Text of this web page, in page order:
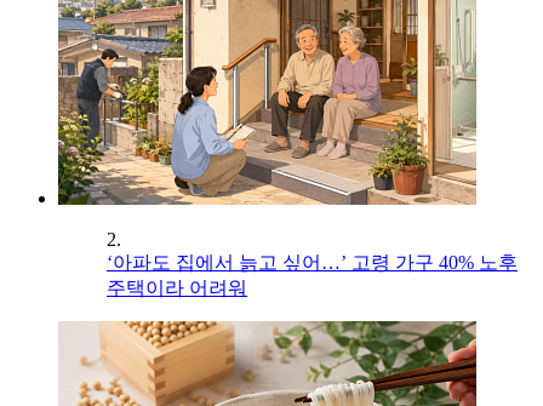
2.
‘아파도 집에서 늙고 싶어…’ 고령 가구 40% 노후
주택이라 어려워